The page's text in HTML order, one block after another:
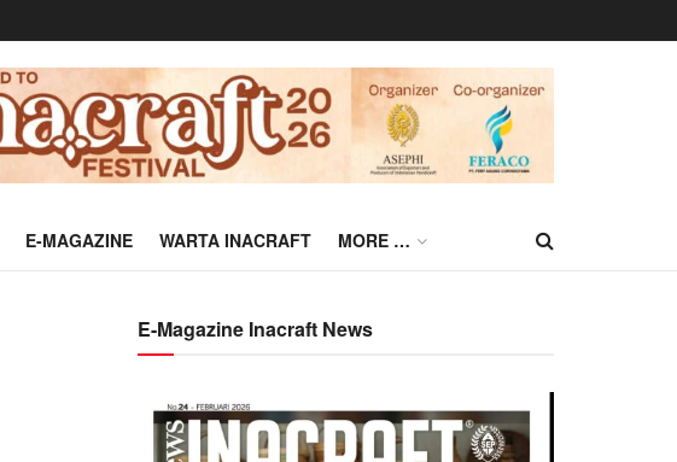
E-MAGAZINE WARTA INACRAFT MORE …
E-Magazine Inacraft News